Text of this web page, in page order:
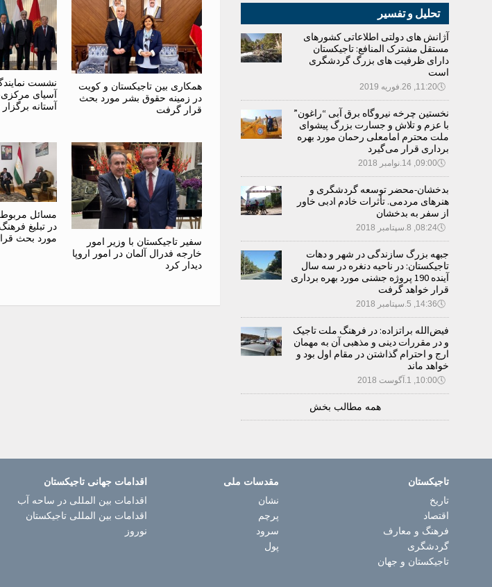
همکاری بین تاجیکستان و کویت
در زمینه حقوق بشر مورد بحث
قرار گرفت
نشست
آسیای
آستانه
سفیر تاجیکستان با وزیر امور
خارجه فدرال آلمان در امور اروپا
دیدار کرد
مسائل
در تبلیغ
مورد بحث
تحلیل و تفسیر
آژانش های دولتی اطلاعاتی کشورهای
مستقل مشترک المنافع: تاجیکستان
دارای ظرفیت های بزرگ گردشگری
است
🕔11:20, 26.فوریه 2019
نخستین چرخه نیروگاه برق آبی “راغون”
با عزم و تلاش و جسارت بزرگ پیشوای
ملت محترم امامعلی رحمان مورد بهره
برداری قرار می‌گیرد
🕔09:00, 14.نوامبر 2018
بدخشان-محضر توسعه گردشگری و
هنرهای مردمی. تأثرات خادم ادبی خاور
از سفر به بدخشان
🕔08:24, 8.سپتامبر 2018
جبهه بزرگ سازندگی در شهر و دهات
تاجیکستان: در ناحیه دنغره در سه سال
آینده 190 پروژه جشنی مورد بهره برداری
قرار خواهد گرفت
🕔14:36, 5.سپتامبر 2018
فیض‌الله براتزاده: در فرهنگ ملت تاجیک
و در مقررات دینی و مذهبی آن به مهمان
ارج و احترام گذاشتن در مقام اول بود و
خواهد ماند
🕔10:00, 1.آگوست 2018
همه مطالب بخش
تاجیکستان
تاریخ
اقتصاد
فرهنگ و معارف
گردشگری
تاجیکستان و جهان
مقدسات ملی
نشان
پرچم
سرود
پول
اقدامات جهانی تاجیکستان
اقدامات بین المللی در ساحه آب
اقدامات بین المللی تاجیکستان
نوروز